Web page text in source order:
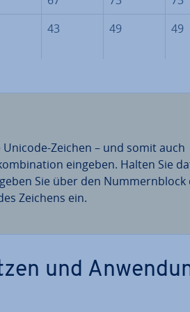
43 49 49
Zeichen – und somit auch
eingeben. Halten Sie
Sie über den Num­mern­block
Zeichens ein.
und